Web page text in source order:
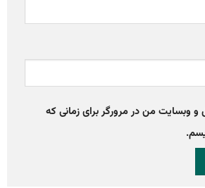
و وبسایت من در مرورگر برای زمانی که